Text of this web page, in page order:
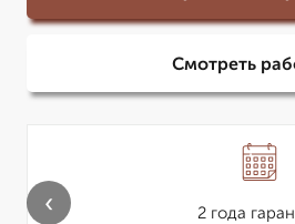
Смотреть
2 года
‹